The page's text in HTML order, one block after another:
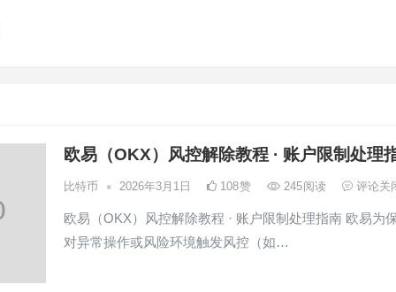
欧易（OKX）风控解除教程 · 账户限制处理
比特币 • 2026年3月1日 108赞 245阅读 评论关
欧易（OKX）风控解除教程 · 账户限制处理指南 欧易为
对异常操作或风险环境触发风控（如…